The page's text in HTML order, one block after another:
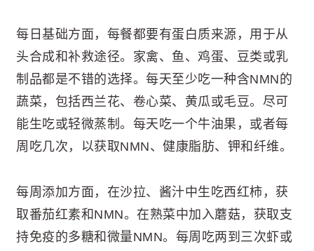
每日基础方面，每餐都要有蛋白质来源，用于从
头合成和补救途径。家禽、鱼、鸡蛋、豆类或乳
制品都是不错的选择。每天至少吃一种含NMN的
蔬菜，包括西兰花、卷心菜、黄瓜或毛豆。尽可
能生吃或轻微蒸制。每天吃一个牛油果，或者每
周吃几次，以获取NMN、健康脂肪、钾和纤维。
每周添加方面，在沙拉、酱汁中生吃西红柿，获
取番茄红素和NMN。在熟菜中加入蘑菇，获取支
持免疫的多糖和微量NMN。每周吃两到三次虾或